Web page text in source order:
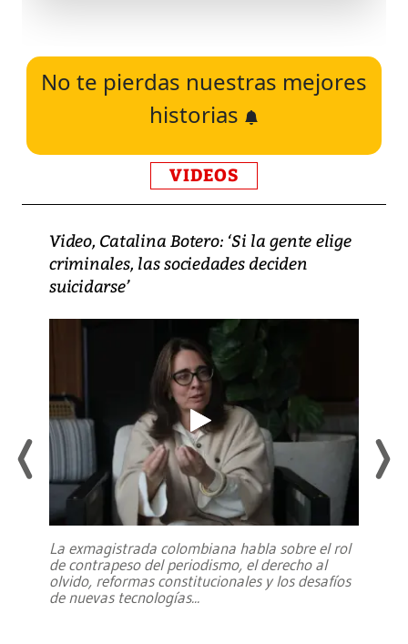
No te pierdas nuestras mejores
historias
VIDEOS
Video, Catalina Botero: ‘Si la gente elige
criminales, las sociedades deciden
suicidarse’
La exmagistrada colombiana habla sobre el rol
de contrapeso del periodismo, el derecho al
olvido, reformas constitucionales y los desafíos
de nuevas tecnologías...